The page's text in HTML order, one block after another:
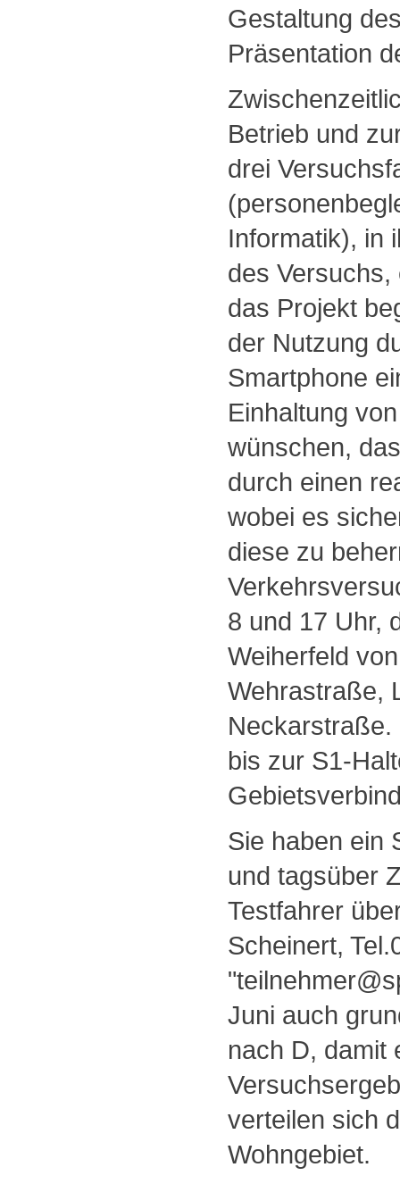
Gestaltung
Präsentation
Betrieb und
drei
Informatik), in
des
das Projekt
der Nutzung
Smartphone
Einhaltung
wünschen,
durch einen
wobei es
diese zu
8 und 17 Uhr,
Weiherfeld
Wehrastraße,
bis zur S1-
Sie haben ein
und tagsüber
Testfahrer
Scheinert,
Juni auch
nach D, damit
verteilen sich
Wohngebiet.